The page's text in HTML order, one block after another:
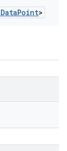
DataPoint>